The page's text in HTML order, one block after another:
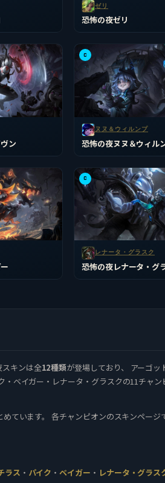
ゼリ
恐怖の夜ゼリ
ン
C
ヌヌ＆ウィルンプ
恐怖の夜ヌヌ＆ウィル
C
レナータ・グラスク
恐怖の夜レナータ・グ
キンは全12種類が登場しており、 アーゴッ
ベイガー・レナータ・グラスクの11チャン
ています。 各チャンピオンのスキンページ
ラス ・ パイク ・ベイガー ・ レナータ・グラス